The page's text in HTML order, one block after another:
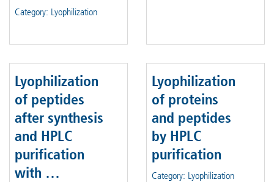
Category: Lyophilization
Lyophilization
of peptides
after synthesis
and HPLC
purification
with …
Lyophilization
of proteins
and peptides
by HPLC
purification
Category: Lyophilization